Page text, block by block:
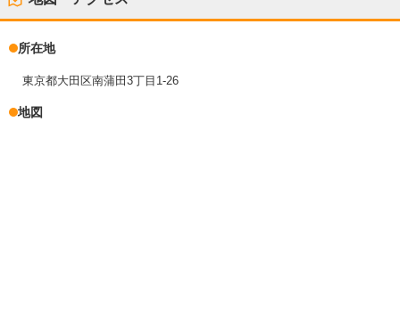
所在地
東京都大田区南蒲田3丁目1-26
地図